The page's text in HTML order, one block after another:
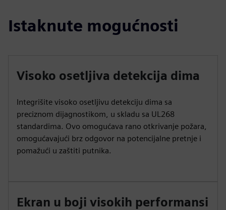
Istaknute mogućnosti
Visoko osetljiva detekcija dima
Integrišite visoko osetljivu detekciju dima sa
preciznom dijagnostikom, u skladu sa UL268
standardima. Ovo omogućava rano otkrivanje požara,
omogućavajući brz odgovor na potencijalne pretnje i
pomažući u zaštiti putnika.
Ekran u boji visokih performansi